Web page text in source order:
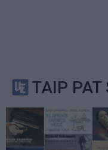
TAIP PAT